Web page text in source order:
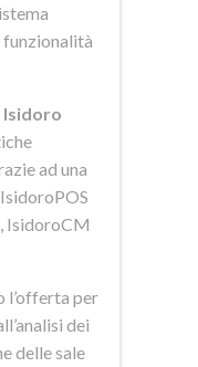
funzionalità
Isidoro
ad una
IsidoroCM
l’offerta per
dei
delle sale